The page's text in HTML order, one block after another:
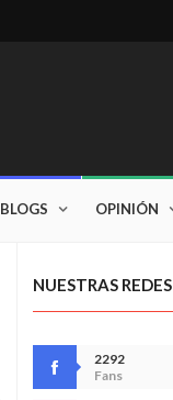
BLOGS OPINIÓN
NUESTRAS REDES
2292
Fans